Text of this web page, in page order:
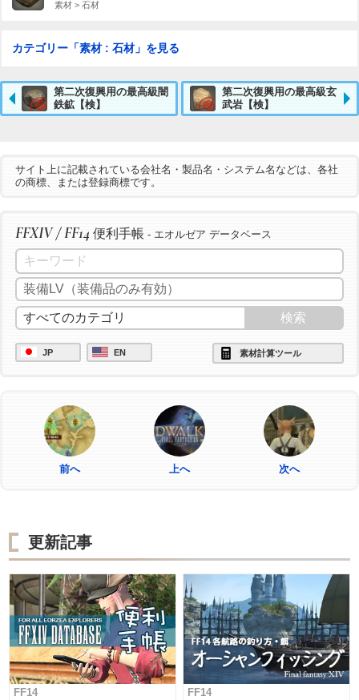
素材 > 石材
カテゴリー「素材 : 石材」を見る
第二次復興用の最高級闇
鉄鉱【検】
第二次復興用の最高級玄
武岩【検】
サイト上に記載されている会社名・製品名・システム名などは、各社
の商標、または登録商標です。
FFXIV / FF14 便利手帳 - エオルゼア データベース
JP EN 素材計算ツール
前へ 上へ 次へ
更新記事
FF14 FF14